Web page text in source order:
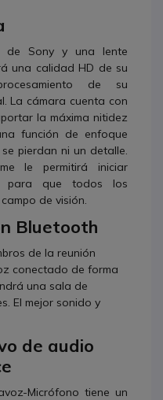
de Sony y una lente
una calidad HD de su
de su
La cámara cuenta con
la máxima nitidez
función de enfoque
pierdan ni un detalle.
le permitirá iniciar
para que todos los
de visión.
Bluetooth
de la reunión
conectado de forma
una sala de
El mejor sonido y
de audio
Micrófono tiene un